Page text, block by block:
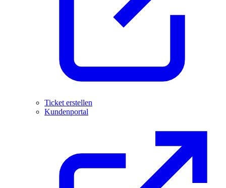
Ticket erstellen
Kundenportal